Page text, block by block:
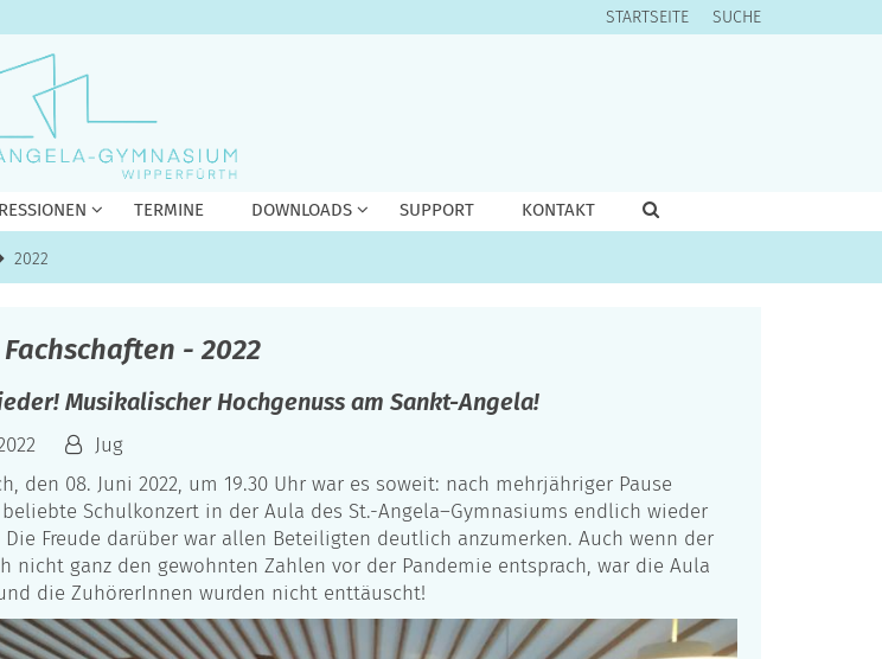
STARTSEITE SUCHE
TERMINE DOWNLOADS SUPPORT KONTAKT
2022
- 2022
Musikalischer Hochgenuss am Sankt-Angela!
Jug
den 08. Juni 2022, um 19.30 Uhr war es soweit: nach mehrjähriger Pause
Schulkonzert in der Aula des St.-Angela–Gymnasiums endlich wieder
Freude darüber war allen Beteiligten deutlich anzumerken. Auch wenn der
nicht ganz den gewohnten Zahlen vor der Pandemie entsprach, war die Aula
die ZuhörerInnen wurden nicht enttäuscht!